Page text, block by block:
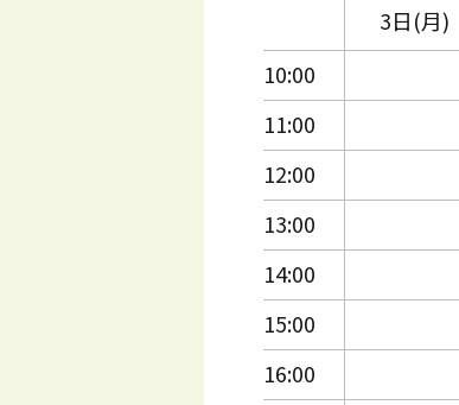
10:00
11:00
12:00
13:00
14:00
15:00
16:00
3日(月)